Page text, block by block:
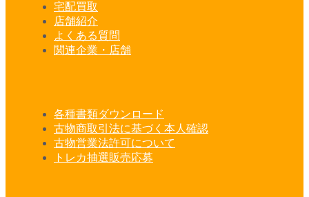
宅配買取
店舗紹介
よくある質問
関連企業・店舗
各種書類ダウンロード
古物商取引法に基づく本人確認
古物営業法許可について
トレカ抽選販売応募